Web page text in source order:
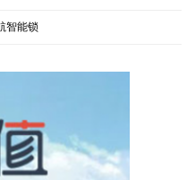
智能锁